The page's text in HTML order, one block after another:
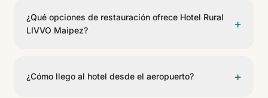
¿Qué opciones de restauración ofrece Hotel Rural
LIVVO Maipez?
+
servicio de buffet.
¿Cómo llego al hotel desde el aeropuerto? +